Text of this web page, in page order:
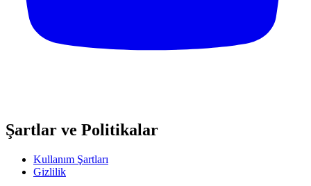
Şartlar ve Politikalar
Kullanım Şartları
Gizlilik